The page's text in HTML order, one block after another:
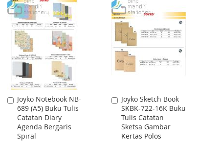
TO
WISH
LIST
TO
COMPARE
WISH
LIST
COMPARE
Joyko Notebook NB-
689 (A5) Buku Tulis
Catatan Diary
Agenda Bergaris
Spiral
Add
to
Cart
Joyko Sketch Book
SKBK-722-16K Buku
Tulis Catatan
Sketsa Gambar
Kertas Polos
Add
to
Cart